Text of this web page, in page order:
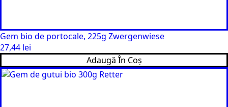
Gem bio de portocale, 225g Zwergenwiese
27,44 lei
Adaugă În Coș